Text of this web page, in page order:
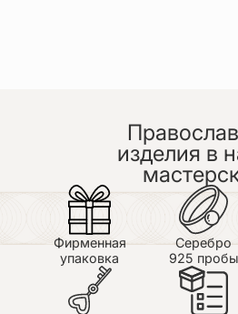
изделия в
Фирменная
упаковка
Серебро
925 пробы